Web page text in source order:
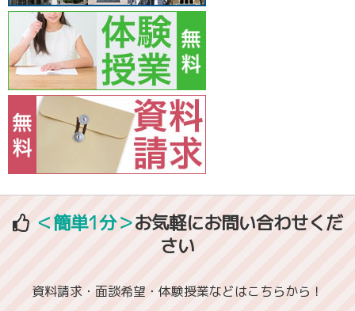
＜簡単1分＞お気軽にお問い合わせくだ
さい
資料請求・面談希望・体験授業などはこちらから！